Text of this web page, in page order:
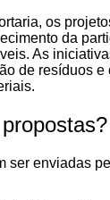
os
da
As
de resíduos e
ser enviadas